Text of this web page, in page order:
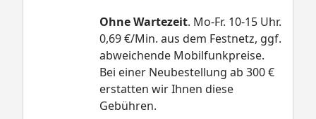
Ohne Wartezeit. Mo-Fr. 10-15 Uhr.
0,69 €/Min. aus dem Festnetz, ggf.
abweichende Mobilfunkpreise.
Bei einer Neubestellung ab 300 €
erstatten wir Ihnen diese
Gebühren.